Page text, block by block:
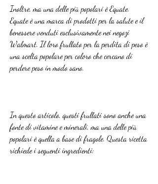
Inoltre, ma una delle più popolari è Equate.
Equate è una marca di prodotti per la salute e il
benessere venduti esclusivamente nei negozi
Walmart. Il loro frullato per la perdita di peso è
una scelta popolare per coloro che cercano di
perdere peso in modo sano.
In questo articolo, questi frullati sono anche una
fonte di vitamine e minerali, ma una delle più
popolari è quella a base di fragole. Questa ricetta
richiede i seguenti ingredienti: